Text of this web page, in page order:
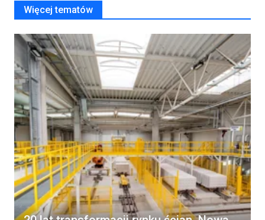
Więcej tematów